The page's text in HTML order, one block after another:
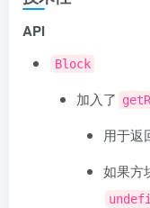
API
Block
加入了
用于返
如果方